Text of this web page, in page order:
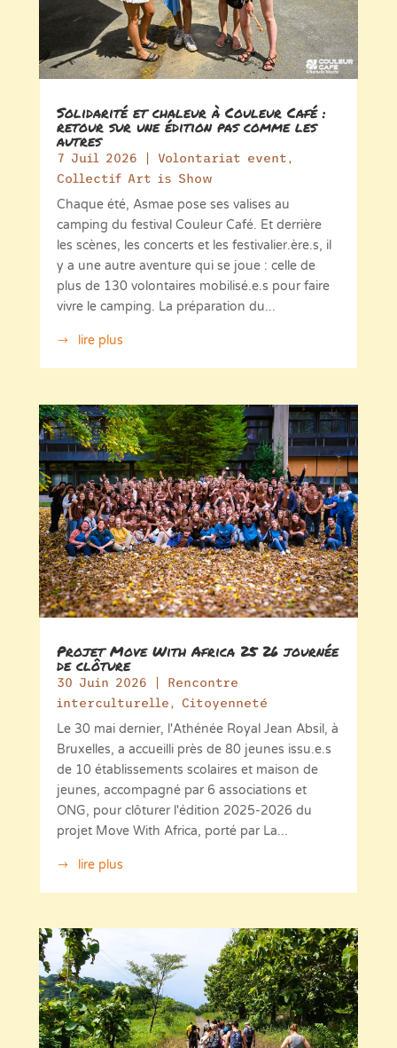
Solidarité et chaleur à Couleur Café :
retour sur une édition pas comme les
autres
7 Juil 2026 Volontariat event,
Collectif Art is Show
Chaque été, Asmae pose ses valises au
camping du festival Couleur Café. Et derrière
les scènes, les concerts et les festivalier.ère.s, il
y a une autre aventure qui se joue : celle de
plus de 130 volontaires mobilisé.e.s pour faire
vivre le camping. La préparation du...
lire plus
Projet Move With Africa 25 26 journée
de clôture
30 Juin 2026
Rencontre
interculturelle, Citoyenneté
Le 30 mai dernier, l'Athénée Royal Jean Absil, à
Bruxelles, a accueilli près de 80 jeunes issu.e.s
de 10 établissements scolaires et maison de
jeunes, accompagné par 6 associations et
ONG, pour clôturer l'édition 2025-2026 du
projet Move With Africa, porté par La...
lire plus